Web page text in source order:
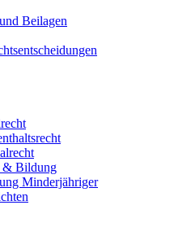
Beilagen
& Bildung
Minderjähriger